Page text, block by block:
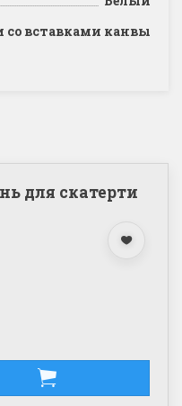
со вставками канвы
для скатерти